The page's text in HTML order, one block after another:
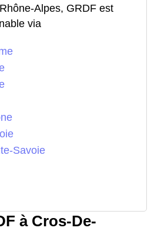
Alpes, GRDF est
via
Savoie
à Cros-De-